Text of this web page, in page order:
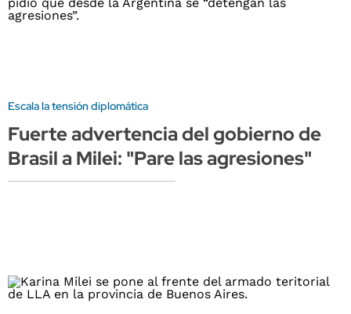
Escala la tensión diplomática
Fuerte advertencia del gobierno de
Brasil a Milei: "Pare las agresiones"